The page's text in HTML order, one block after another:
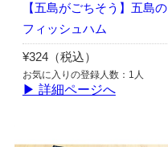
【五島がごちそう】五島の
フィッシュハム
¥324（税込）
お気に入りの登録人数：1人
▶ 詳細ページへ